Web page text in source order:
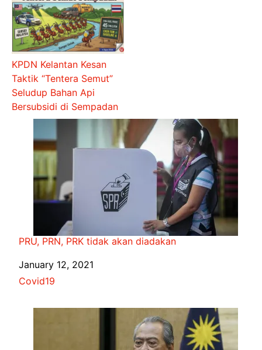
KPDN Kelantan Kesan
Taktik “Tentera Semut”
Seludup Bahan Api
Bersubsidi di Sempadan
PRU, PRN, PRK tidak akan diadakan
Date
January 12, 2021
In relation to
Covid19